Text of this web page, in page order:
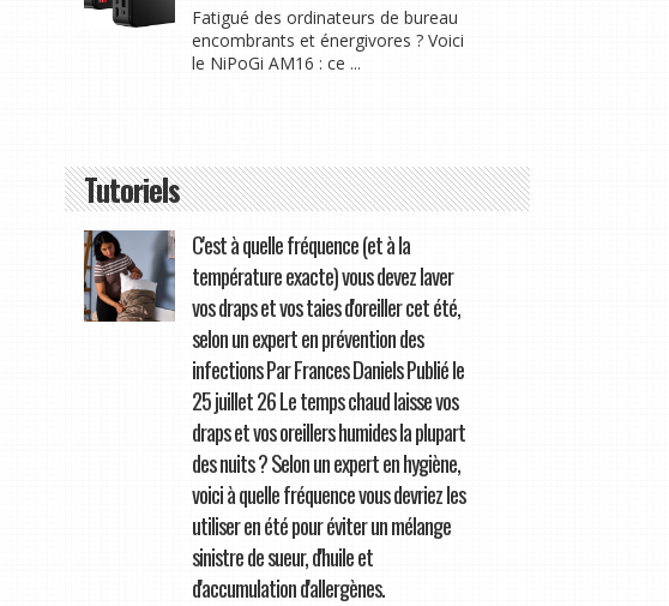
Fatigué des ordinateurs de bureau
encombrants et énergivores ? Voici
le NiPoGi AM16 : ce ...
Tutoriels
C'est à quelle fréquence (et à la
température exacte) vous devez laver
vos draps et vos taies d'oreiller cet été,
selon un expert en prévention des
infections Par Frances Daniels Publié le
25 juillet 26 Le temps chaud laisse vos
draps et vos oreillers humides la plupart
des nuits ? Selon un expert en hygiène,
voici à quelle fréquence vous devriez les
utiliser en été pour éviter un mélange
sinistre de sueur, d'huile et
d'accumulation d'allergènes.